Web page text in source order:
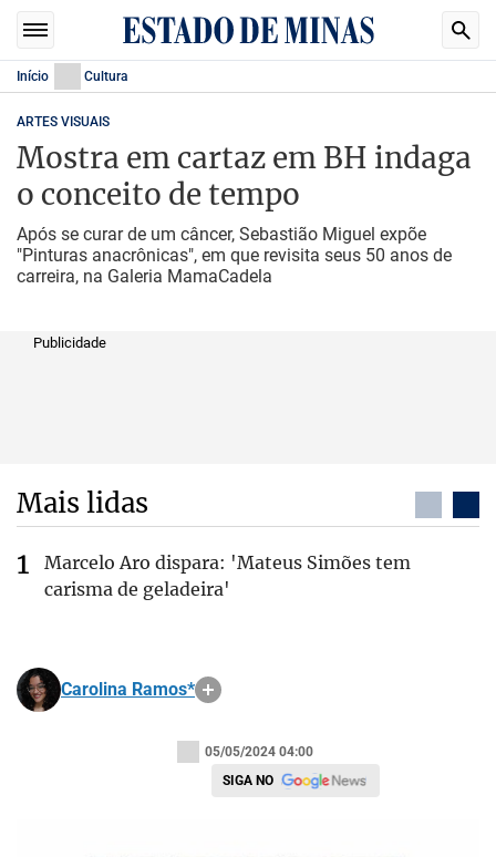
Início Cultura
ARTES VISUAIS
Mostra em cartaz em BH indaga
o conceito de tempo
Após se curar de um câncer, Sebastião Miguel expõe
"Pinturas anacrônicas", em que revisita seus 50 anos de
carreira, na Galeria MamaCadela
Publicidade
Mais lidas
Marcelo Aro dispara: 'Mateus Simões tem
carisma de geladeira'
Carolina Ramos*
05/05/2024 04:00
SIGA NO